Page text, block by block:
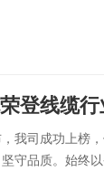
登线缆
我司成功上榜
守品质。始终